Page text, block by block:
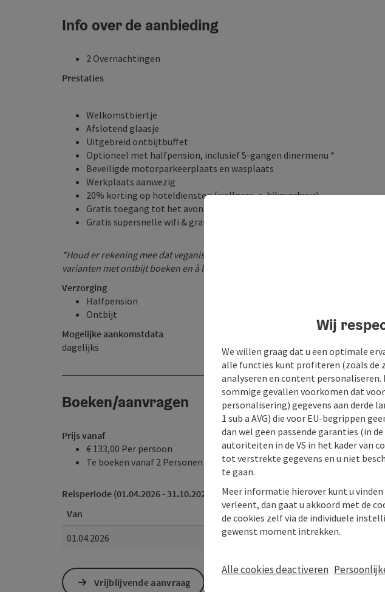
Info over de aanbieding
2 Overnachtingen
Prestaties
Welkomstbiertje
Afslotend glaasje
Uitgebreid ontbijtbuffet
Optioneel met halfpension, inclusief 5-gangen dinermenu *
Beveiligde motorparkeerplaats en wasplaats
Werkplaats aanwezig
20% korting op hoteldiensten (wellness, e-bikeverhuur)
Gratis toegang tot het avonturenzwembad Unterweißenbach
Gratis supersnelle wifi & gratis parkeerplaats
*Houd er rekening mee dat veganistisch of glutenvrij bij halfpension niet
varianten met ontbijt boeken en à la carte eten in ons restaurant.
Verzorging
Halfpension
Ontbijt
Mogelijke aankomstdata
dagelijks
Boeken/aanvragen
Prijs vanaf
€ 133,00 Per persoon
Te boeken vanaf 2 Personen
Reisperiode (01.04.2026 - 31.10.2026)
Van
tot
01.04.2026
31.10.2026
Vrijblijvende aanvraag
Wij
We willen graag dat u een optimale
alle functies kunt profiteren (zoals de
analyseren en content personaliseren.
sommige gevallen voorkomen dat
personalisering) gegevens aan derde
1 sub a AVG) die voor EU-begrippen
dan wel geen passende garanties (in
autoriteiten in de VS in het kader van
tot verstrekte gegevens en u niet
te gaan.
Meer informatie hierover kunt u
verleent, dan gaat u akkoord met de
de cookies zelf via de individuele
gewenst moment intrekken.
Alle cookies deactiveren